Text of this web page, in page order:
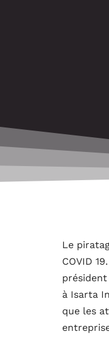
Le
COVID
à Isarta
que les